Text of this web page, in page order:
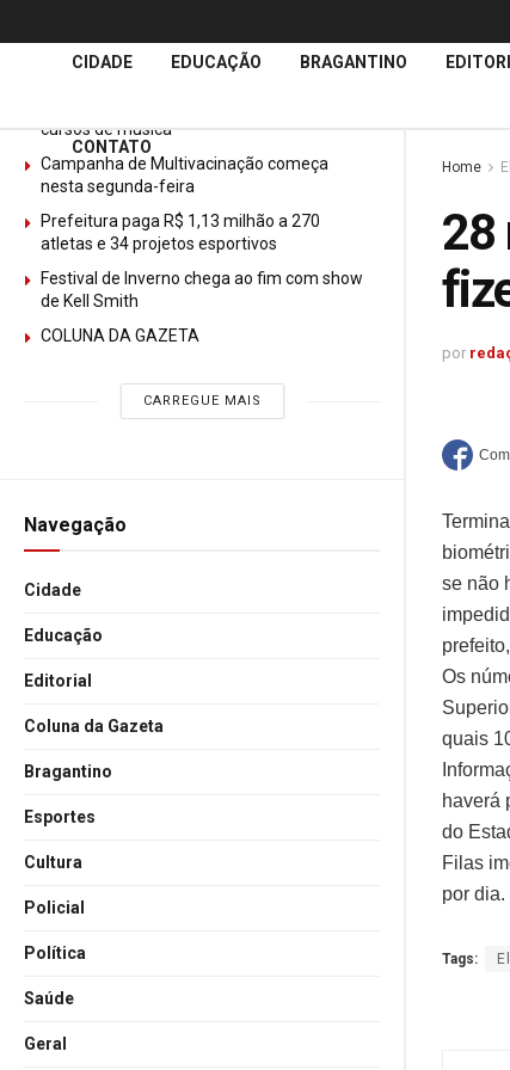
ÚltimasNotícias
cursos de música
Campanha de Multivacinação começa
nesta segunda-feira
Prefeitura paga R$ 1,13 milhão a 270
atletas e 34 projetos esportivos
Festival de Inverno chega ao fim com show
de Kell Smith
COLUNA DA GAZETA
CARREGUE MAIS
Navegação
Cidade
Educação
Editorial
Coluna da Gazeta
Bragantino
Esportes
Cultura
Policial
Política
Saúde
Geral
CIDADE EDUCAÇÃO BRAGANTINO
CONTATO
Home
28
por
se não
Os
quais
haverá
do
Filas
por dia.
Tags: